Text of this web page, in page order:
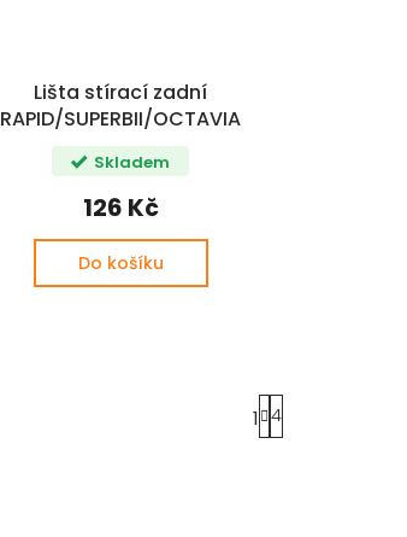
Lišta stírací zadní
RAPID/SUPERBII/OCTAVIAIII
/SEDAN/ AERO FLAT
Skladem
126 Kč
Do košíku
S
t
r
1 4